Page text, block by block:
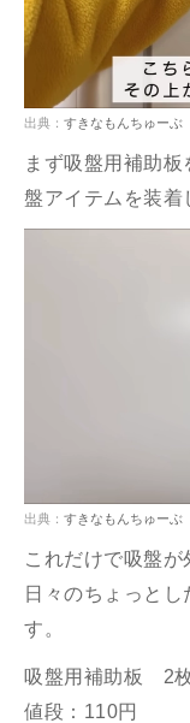
出典： すきなもんちゅーぶ
まず吸盤用補助
盤アイテムを装着
出典： すきなもんちゅーぶ
これだけで吸盤が
日々のちょっと
す。
吸盤用補助板 2
値段：110円